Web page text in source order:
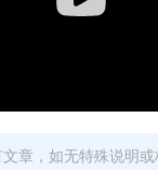
章，如无特殊说明